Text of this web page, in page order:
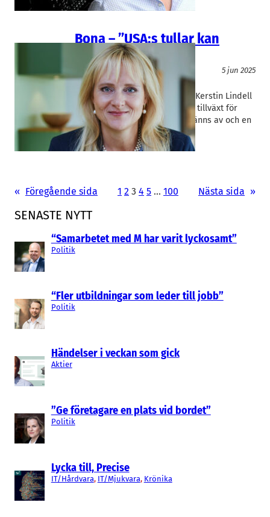
SENASTE NYTT
“Samarbetet med M har varit lyckosamt”
Politik
“Fler utbildningar som leder till jobb”
Politik
Händelser i veckan som gick
Aktier
”Ge företagare en plats vid bordet”
Politik
Lycka till, Precise
IT/Hårdvara, IT/Mjukvara, Krönika
Bona – ”USA:s tullar kan
påverka oss”
Teknik/Verkstadsindustri
5 jun 2025
Bona
Kerstin Lindell
Malmöföretaget Bona, med vd Kerstin Lindell
i spetsen, redovisar stagnerad tillväxt för
2024. En dämpad konjunktur känns av och en
stor verksamhet i USA kan…
« Föregående sida 1 2 3 4 5 … 100 Nästa sida »